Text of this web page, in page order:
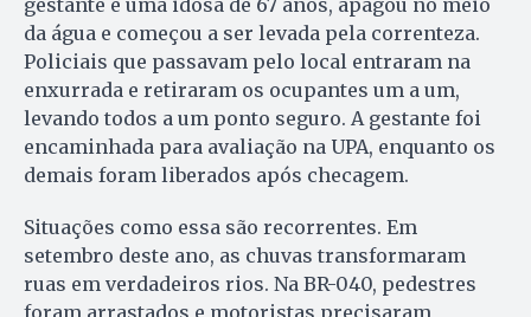
gestante e uma idosa de 67 anos, apagou no meio
da água e começou a ser levada pela correnteza.
Policiais que passavam pelo local entraram na
enxurrada e retiraram os ocupantes um a um,
levando todos a um ponto seguro. A gestante foi
encaminhada para avaliação na UPA, enquanto os
demais foram liberados após checagem.
Situações como essa são recorrentes. Em
setembro deste ano, as chuvas transformaram
ruas em verdadeiros rios. Na BR-040, pedestres